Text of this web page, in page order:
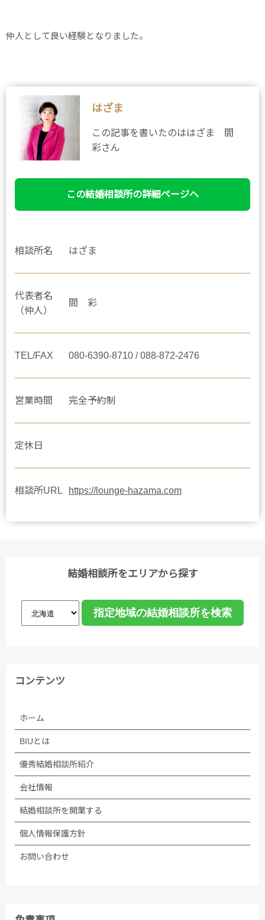
仲人として良い経験となりました。
はざま
この記事を書いたのははざま 間
彩さん
この結婚相談所の詳細ページへ
相談所名 はざま
代表者名
（仲人）
間 彩
TEL/FAX 080-6390-8710 / 088-872-2476
営業時間 完全予約制
定休日
相談所URL https://lounge-hazama.com
結婚相談所をエリアから探す
コンテンツ
ホーム
BIUとは
優秀結婚相談所紹介
会社情報
結婚相談所を開業する
個人情報保護方針
お問い合わせ